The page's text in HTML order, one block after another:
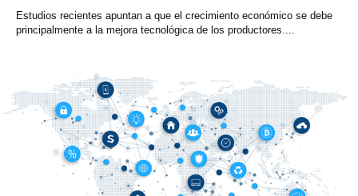
Estudios recientes apuntan a que el crecimiento económico se debe
principalmente a la mejora tecnológica de los productores....